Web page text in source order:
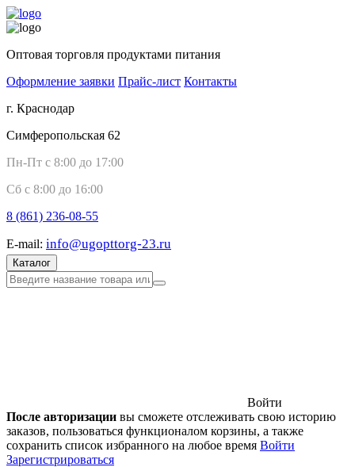
Оптовая торговля продуктами питания
Оформление заявки Прайс-лист Контакты
г. Краснодар
Симферопольская 62
Пн-Пт с 8:00 до 17:00
Сб с 8:00 до 16:00
8 (861) 236-08-55
E-mail: info@ugopttorg-23.ru
Каталог
Войти
После авторизации вы сможете отслеживать свою историю
заказов, пользоваться функционалом корзины, а также
сохранить список избранного на любое время Войти
Зарегистрироваться